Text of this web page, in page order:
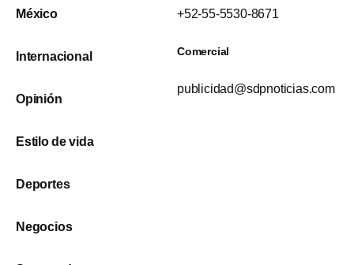
México
Internacional
Opinión
Estilo de vida
Deportes
Negocios
+52-55-5530-8671
Comercial
publicidad@sdpnoticias.com